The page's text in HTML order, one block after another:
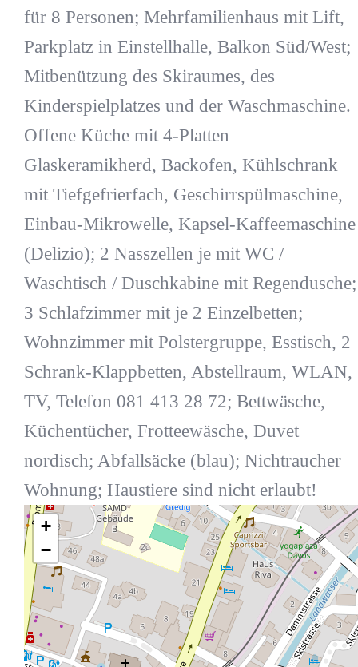
für 8 Personen; Mehrfamilienhaus mit Lift,
Parkplatz in Einstellhalle, Balkon Süd/West;
Mitbenützung des Skiraumes, des
Kinderspielplatzes und der Waschmaschine.
Offene Küche mit 4-Platten
Glaskeramikherd, Backofen, Kühlschrank
mit Tiefgefrierfach, Geschirrspülmaschine,
Einbau-Mikrowelle, Kapsel-Kaffeemaschine
(Delizio); 2 Nasszellen je mit WC /
Waschtisch / Duschkabine mit Regendusche;
3 Schlafzimmer mit je 2 Einzelbetten;
Wohnzimmer mit Polstergruppe, Esstisch, 2
Schrank-Klappbetten, Abstellraum, WLAN,
TV, Telefon 081 413 28 72; Bettwäsche,
Küchentücher, Frotteewäsche, Duvet
nordisch; Abfallsäcke (blau); Nichtraucher
Wohnung; Haustiere sind nicht erlaubt!
+
−